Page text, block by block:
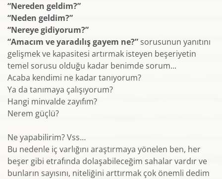
“Nereden geldim?”
“Neden geldim?”
“Nereye gidiyorum?”
“Amacım ve yaradılış gayem ne?” sorusunun yanıtını
gelişmek ve kapasitesi artırmak isteyen beşeriyetin
temel sorusu olduğu kadar benimde sorum...
Acaba kendimi ne kadar tanıyorum?
Ya da tanımaya çalışıyorum?
Hangi minvalde zayıfım?
Nerem güçlü?
Ne yapabilirim? Vss…
Bu nedenle iç varlığını araştırmaya yönelen ben, her
beşer gibi etrafında dolaşabileceğim sahalar vardır ve
bunların sayısını, niteliğini arttırmak çok önemli dedim